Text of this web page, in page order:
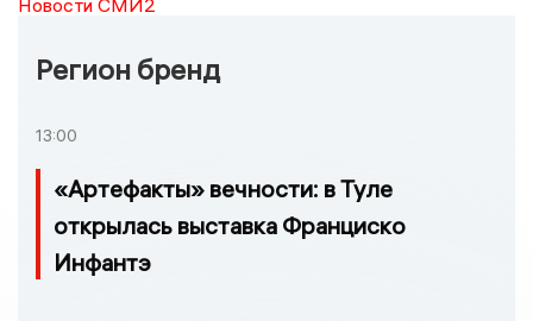
Новости СМИ2
Регион бренд
13:00
«Артефакты» вечности: в Туле
открылась выставка Франциско
Инфантэ